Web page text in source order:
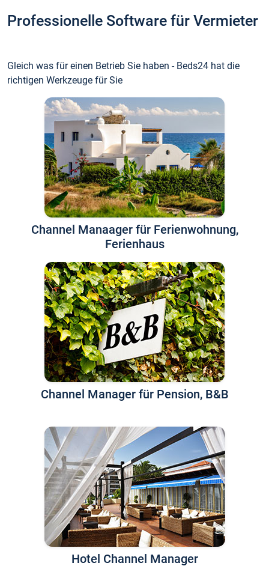
Professionelle Software für Vermieter
Gleich was für einen Betrieb Sie haben - Beds24 hat die
richtigen Werkzeuge für Sie
Channel Manaager für Ferienwohnung,
Ferienhaus
Channel Manager für Pension, B&B
Hotel Channel Manager